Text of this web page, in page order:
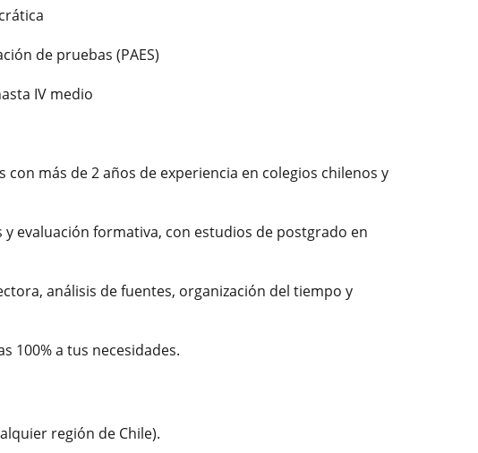
de pruebas (PAES)
IV medio
con más de 2 años de experiencia en colegios chilenos y
evaluación formativa, con estudios de postgrado en
análisis de fuentes, organización del tiempo y
100% a tus necesidades.
región de Chile).